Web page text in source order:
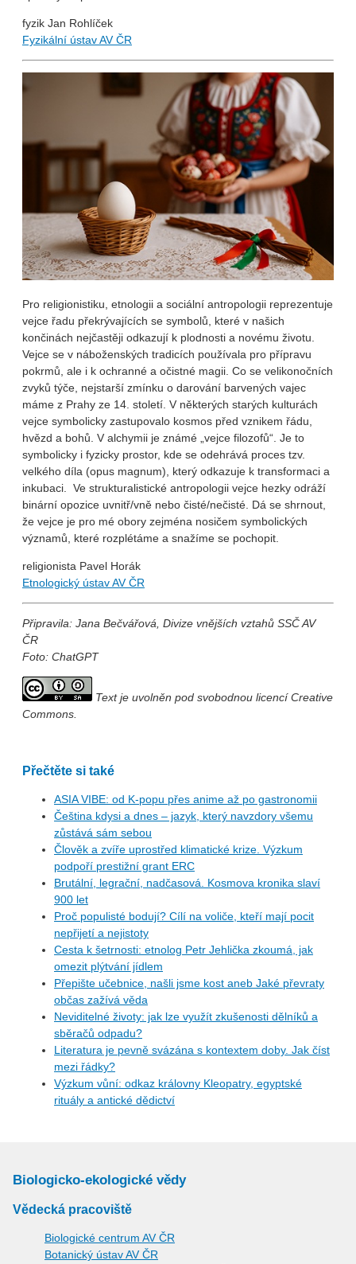
fyzik Jan Rohlíček
Fyzikální ústav AV ČR
Pro religionistiku, etnologii a sociální antropologii reprezentuje
vejce řadu překrývajících se symbolů, které v našich
končinách nejčastěji odkazují k plodnosti a novému životu.
Vejce se v náboženských tradicích používala pro přípravu
pokrmů, ale i k ochranné a očistné magii. Co se velikonočních
zvyků týče, nejstarší zmínku o darování barvených vajec
máme z Prahy ze 14. století. V některých starých kulturách
vejce symbolicky zastupovalo kosmos před vznikem řádu,
hvězd a bohů. V alchymii je známé „vejce filozofů“. Je to
symbolicky i fyzicky prostor, kde se odehrává proces tzv.
velkého díla (opus magnum), který odkazuje k transformaci a
inkubaci. Ve strukturalistické antropologii vejce hezky odráží
binární opozice uvnitř/vně nebo čisté/nečisté. Dá se shrnout,
že vejce je pro mé obory zejména nosičem symbolických
významů, které rozplétáme a snažíme se pochopit.
religionista Pavel Horák
Etnologický ústav AV ČR
Připravila: Jana Bečvářová, Divize vnějších vztahů SSČ AV
ČR
Foto: ChatGPT
Text je uvolněn pod svobodnou licencí Creative
Commons.
Přečtěte si také
ASIA VIBE: od K-popu přes anime až po gastronomii
Čeština kdysi a dnes – jazyk, který navzdory všemu
zůstává sám sebou
Člověk a zvíře uprostřed klimatické krize. Výzkum
podpoří prestižní grant ERC
Brutální, legrační, nadčasová. Kosmova kronika slaví
900 let
Proč populisté bodují? Cílí na voliče, kteří mají pocit
nepřijetí a nejistoty
Cesta k šetrnosti: etnolog Petr Jehlička zkoumá, jak
omezit plýtvání jídlem
Přepište učebnice, našli jsme kost aneb Jaké převraty
občas zažívá věda
Neviditelné životy: jak lze využít zkušenosti dělníků a
sběračů odpadu?
Literatura je pevně svázána s kontextem doby. Jak číst
mezi řádky?
Výzkum vůní: odkaz královny Kleopatry, egyptské
rituály a antické dědictví
Biologicko-ekologické vědy
Vědecká pracoviště
Biologické centrum AV ČR
Botanický ústav AV ČR